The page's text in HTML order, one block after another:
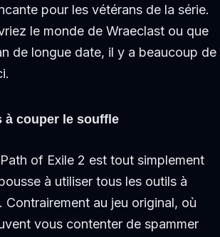
pour les vétérans de la série.
le monde de Wraeclast ou que
de longue date, il y a beaucoup de
à couper le souffle
of Exile 2 est tout simplement
à utiliser tous les outils à
au jeu original, où
vous contenter de spammer